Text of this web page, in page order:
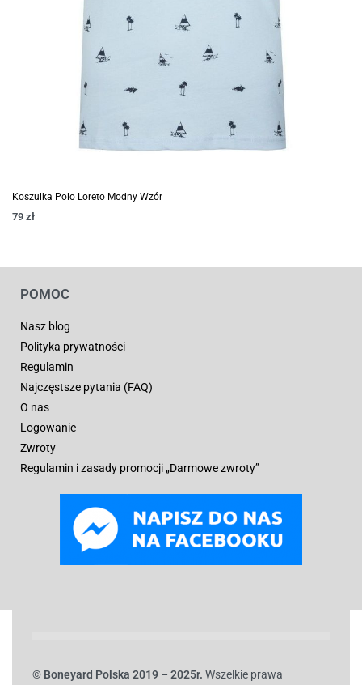
Koszulka Polo Loreto Modny Wzór
79 zł
POMOC
Nasz blog
Polityka prywatności
Regulamin
Najczęstsze pytania (FAQ)
O nas
Logowanie
Zwroty
Regulamin i zasady promocji „Darmowe zwroty”
© Boneyard Polska 2019 – 2025r. Wszelkie prawa